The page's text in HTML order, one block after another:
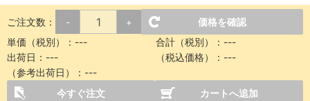
ご注文数： - +
価格を確認
単価（税別）： --- 合計（税別）： ---
出荷日： --- （税込価格）： ---
（参考出荷日）： ---
今すぐ注文
カートへ追加